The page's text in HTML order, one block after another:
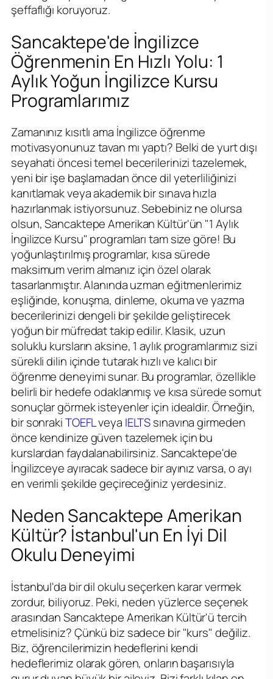
şeffaflığı koruyoruz.
Sancaktepe'de İngilizce
Öğrenmenin En Hızlı Yolu: 1
Aylık Yoğun İngilizce Kursu
Programlarımız
Zamanınız kısıtlı ama İngilizce öğrenme
motivasyonunuz tavan mı yaptı? Belki de yurt dışı
seyahati öncesi temel becerilerinizi tazelemek,
yeni bir işe başlamadan önce dil yeterliliğinizi
kanıtlamak veya akademik bir sınava hızla
hazırlanmak istiyorsunuz. Sebebiniz ne olursa
olsun, Sancaktepe Amerikan Kültür'ün "1 Aylık
İngilizce Kursu" programları tam size göre! Bu
yoğunlaştırılmış programlar, kısa sürede
maksimum verim almanız için özel olarak
tasarlanmıştır. Alanında uzman eğitmenlerimiz
eşliğinde, konuşma, dinleme, okuma ve yazma
becerilerinizi dengeli bir şekilde geliştirecek
yoğun bir müfredat takip edilir. Klasik, uzun
soluklu kursların aksine, 1 aylık programlarımız sizi
sürekli dilin içinde tutarak hızlı ve kalıcı bir
öğrenme deneyimi sunar. Bu programlar, özellikle
belirli bir hedefe odaklanmış ve kısa sürede somut
sonuçlar görmek isteyenler için idealdir. Örneğin,
bir sonrakiTOEFLveya IELTSsınavına girmeden
önce kendinize güven tazelemek için bu
kurslardan faydalanabilirsiniz. Sancaktepe'de
İngilizceye ayıracak sadece bir ayınız varsa, o ayı
en verimli şekilde geçireceğiniz yerdesiniz.
Neden Sancaktepe Amerikan
Kültür? İstanbul'un En İyi Dil
Okulu Deneyimi
İstanbul'da bir dil okulu seçerken karar vermek
zordur, biliyoruz. Peki, neden yüzlerce seçenek
arasından Sancaktepe Amerikan Kültür'ü tercih
etmelisiniz? Çünkü biz sadece bir "kurs" değiliz.
Biz, öğrencilerimizin hedeflerini kendi
hedeflerimiz olarak gören, onların başarısıyla